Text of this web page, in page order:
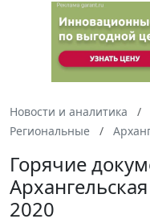
Новости и аналитика
Региональные
Горячие
2020